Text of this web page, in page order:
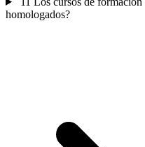
homologados?